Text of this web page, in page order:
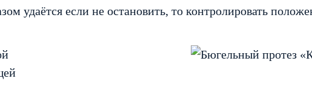
удаётся если не остановить, то контролировать